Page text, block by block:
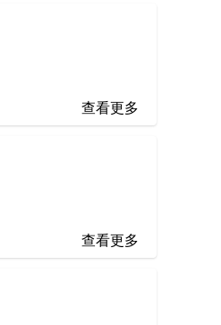
查看更多
查看更多